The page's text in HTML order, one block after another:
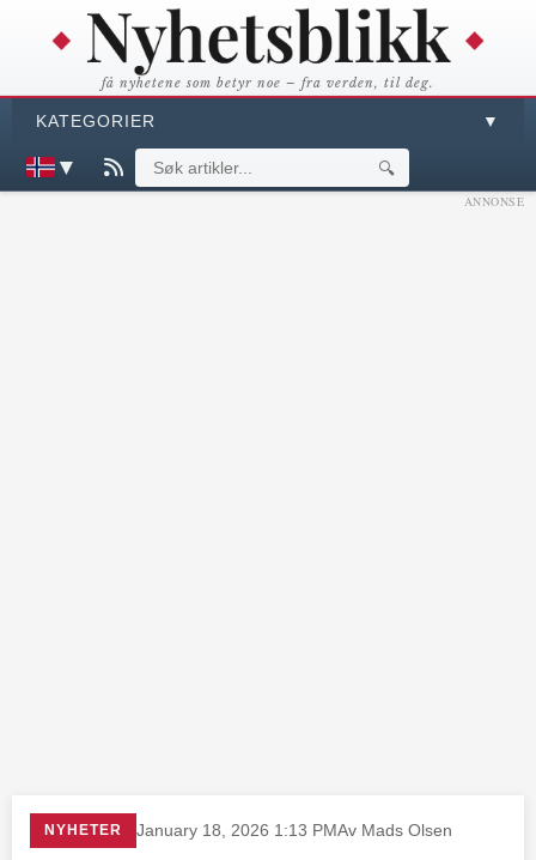
få nyhetene som betyr noe – fra verden, til deg.
KATEGORIER ▼
▼ 🔍
ANNONSE
NYHETER January 18, 2026 1:13 PMAv Mads Olsen